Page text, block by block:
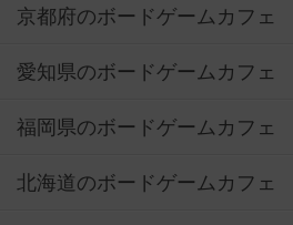
京都府のボードゲームカフェ
愛知県のボードゲームカフェ
福岡県のボードゲームカフェ
北海道のボードゲームカフェ